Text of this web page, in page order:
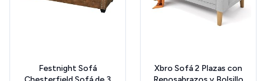
Festnight Sofá
Xbro Sofá 2 Plazas con